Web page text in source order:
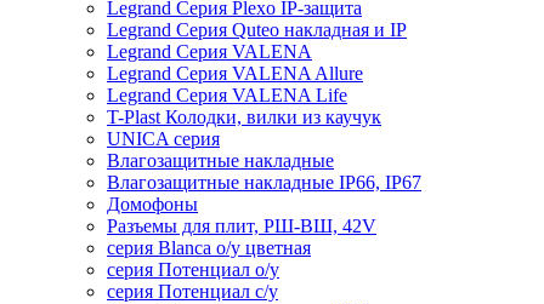
Legrand Серия Plexo IP-защита
Legrand Серия Quteo накладная и IP
Legrand Серия VALENA
Legrand Серия VALENA Allure
Legrand Серия VALENA Life
T-Plast Колодки, вилки из каучук
UNICA серия
Влагозащитные накладные
Влагозащитные накладные IP66, IP67
Домофоны
Разъемы для плит, РШ-ВШ, 42V
серия Blanca о/у цветная
серия Потенциал о/у
серия Потенциал с/у